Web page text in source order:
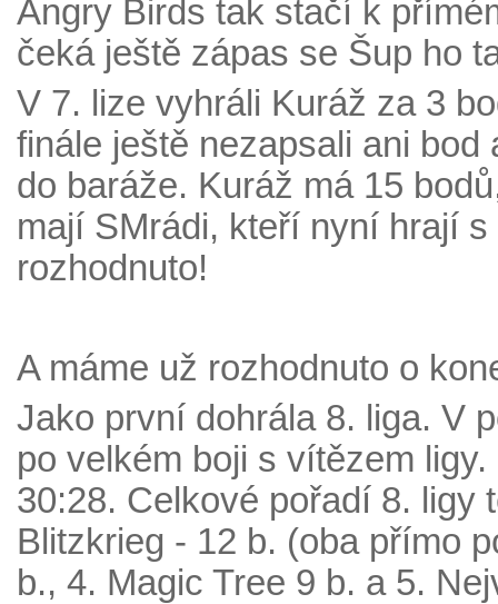
Angry Birds tak stačí k
čeká ještě zápas se Šup ho
V 7. lize vyhráli Kuráž za 3
finále ještě nezapsali ani
do baráže. Kuráž má 15
mají SMrádi, kteří nyní hrají
rozhodnuto!
A máme už rozhodnuto o
Jako první dohrála 8. liga. V
po velkém boji s vítězem
30:28. Celkové pořadí 8. ligy
Blitzkrieg - 12 b. (oba přímo
b., 4. Magic Tree 9 b. a 5.